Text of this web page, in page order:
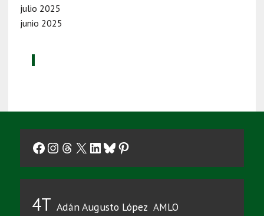
julio 2025
junio 2025
Facebook
Instagram
Threads
X LinkedIn
Bluesky
Pinterest
4T Adán Augusto López AMLO